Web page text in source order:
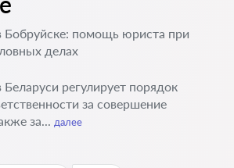
Бобруйске: помощь юриста при
делах
регулирует порядок
за совершение
за... далее